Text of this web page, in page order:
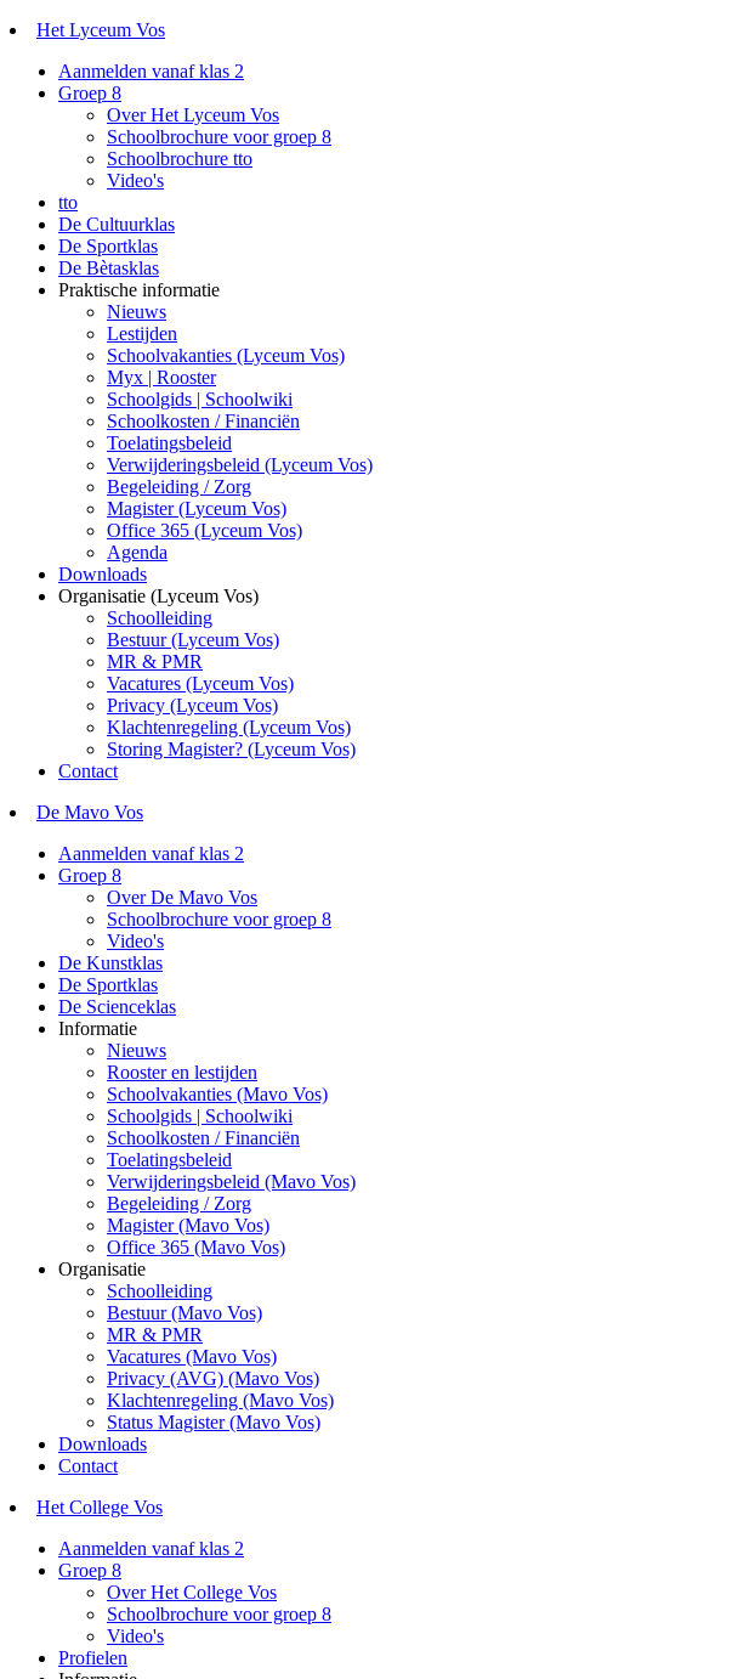
Het Lyceum Vos
Aanmelden vanaf klas 2
Groep 8
Over Het Lyceum Vos
Schoolbrochure voor groep 8
Schoolbrochure tto
Video's
tto
De Cultuurklas
De Sportklas
De Bètasklas
Praktische informatie
Nieuws
Lestijden
Schoolvakanties (Lyceum Vos)
Myx | Rooster
Schoolgids | Schoolwiki
Schoolkosten / Financiën
Toelatingsbeleid
Verwijderingsbeleid (Lyceum Vos)
Begeleiding / Zorg
Magister (Lyceum Vos)
Office 365 (Lyceum Vos)
Agenda
Downloads
Organisatie (Lyceum Vos)
Schoolleiding
Bestuur (Lyceum Vos)
MR & PMR
Vacatures (Lyceum Vos)
Privacy (Lyceum Vos)
Klachtenregeling (Lyceum Vos)
Storing Magister? (Lyceum Vos)
Contact
De Mavo Vos
Aanmelden vanaf klas 2
Groep 8
Over De Mavo Vos
Schoolbrochure voor groep 8
Video's
De Kunstklas
De Sportklas
De Scienceklas
Informatie
Nieuws
Rooster en lestijden
Schoolvakanties (Mavo Vos)
Schoolgids | Schoolwiki
Schoolkosten / Financiën
Toelatingsbeleid
Verwijderingsbeleid (Mavo Vos)
Begeleiding / Zorg
Magister (Mavo Vos)
Office 365 (Mavo Vos)
Organisatie
Schoolleiding
Bestuur (Mavo Vos)
MR & PMR
Vacatures (Mavo Vos)
Privacy (AVG) (Mavo Vos)
Klachtenregeling (Mavo Vos)
Status Magister (Mavo Vos)
Downloads
Contact
Het College Vos
Aanmelden vanaf klas 2
Groep 8
Over Het College Vos
Schoolbrochure voor groep 8
Video's
Profielen